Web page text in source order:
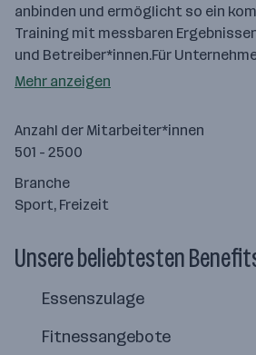
anbinden und ermöglicht so ein
Training mit messbaren
und Betreiber*innen.Für
Mehr anzeigen
Anzahl der Mitarbeiter*innen
501 - 2500
Branche
Sport, Freizeit
Unsere beliebtesten
Essenszulage
Fitnessangebote